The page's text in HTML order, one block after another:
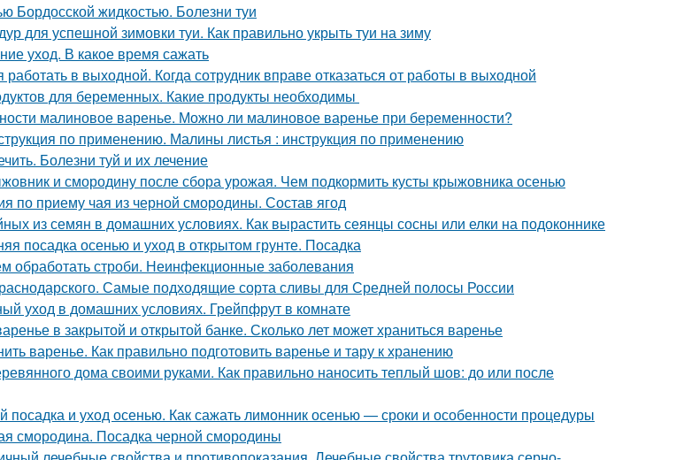
Бордосской жидкостью. Болезни туи
для успешной зимовки туи. Как правильно укрыть туи на зиму
уход. В какое время сажать
работать в выходной. Когда сотрудник вправе отказаться от работы в выходной
для беременных. Какие продукты необходимы
малиновое варенье. Можно ли малиновое варенье при беременности?
по применению. Малины листья : инструкция по применению
Болезни туй и их лечение
и смородину после сбора урожая. Чем подкормить кусты крыжовника осенью
по приему чая из черной смородины. Состав ягод
из семян в домашних условиях. Как вырастить сеянцы сосны или елки на подоконнике
посадка осенью и уход в открытом грунте. Посадка
обработать строби. Неинфекционные заболевания
Самые подходящие сорта сливы для Средней полосы России
уход в домашних условиях. Грейпфрут в комнате
в закрытой и открытой банке. Сколько лет может храниться варенье
варенье. Как правильно подготовить варенье и тару к хранению
дома своими руками. Как правильно наносить теплый шов: до или после
посадка и уход осенью. Как сажать лимонник осенью — сроки и особенности процедуры
смородина. Посадка черной смородины